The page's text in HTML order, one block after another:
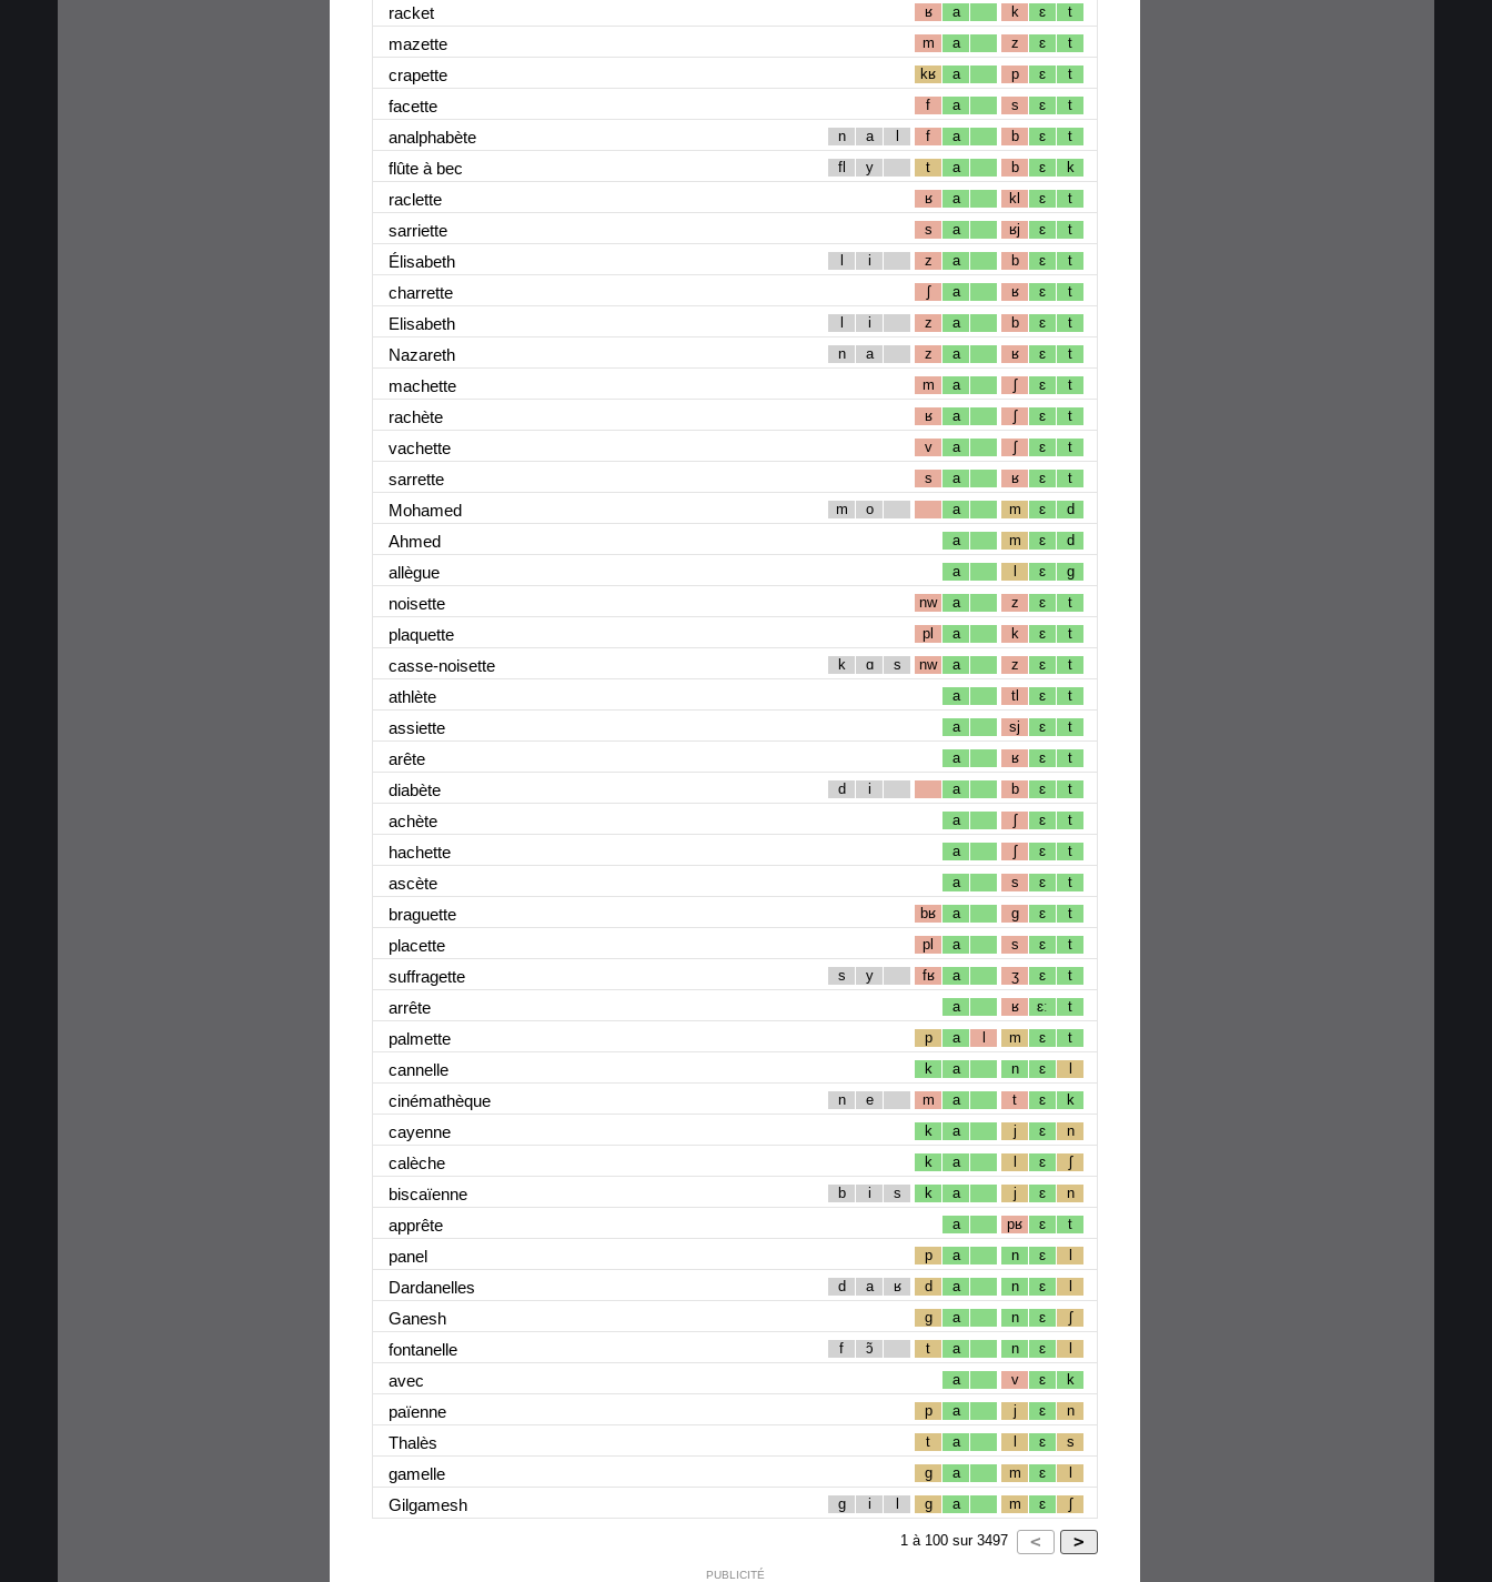
racket ʁ a k ɛ t
mazette m a z ɛ t
crapette kʁ a p ɛ t
facette f a s ɛ t
analphabète n a l f a b ɛ t
flûte à bec fl y t a b ɛ k
raclette ʁ a kl ɛ t
sarriette s a ʁj ɛ t
Élisabeth l i z a b ɛ t
charrette ʃ a ʁ ɛ t
Elisabeth l i z a b ɛ t
Nazareth n a z a ʁ ɛ t
machette m a ʃ ɛ t
rachète ʁ a ʃ ɛ t
vachette v a ʃ ɛ t
sarrette s a ʁ ɛ t
Mohamed m o a m ɛ d
Ahmed a m ɛ d
allègue a l ɛ g
noisette nw a z ɛ t
plaquette pl a k ɛ t
casse-noisette k ɑ s nw a z ɛ t
athlète a tl ɛ t
assiette a sj ɛ t
arête a ʁ ɛ t
diabète d i a b ɛ t
achète a ʃ ɛ t
hachette a ʃ ɛ t
ascète a s ɛ t
braguette bʁ a g ɛ t
placette pl a s ɛ t
suffragette s y fʁ a ʒ ɛ t
arrête a ʁ ɛː t
palmette p a l m ɛ t
cannelle k a n ɛ l
cinémathèque n e m a t ɛ k
cayenne k a j ɛ n
calèche k a l ɛ ʃ
biscaïenne b i s k a j ɛ n
apprête a pʁ ɛ t
panel p a n ɛ l
Dardanelles d a ʁ d a n ɛ l
Ganesh g a n ɛ ʃ
fontanelle f ɔ̃ t a n ɛ l
avec a v ɛ k
païenne p a j ɛ n
Thalès t a l ɛ s
gamelle g a m ɛ l
Gilgamesh g i l g a m ɛ ʃ
1 à 100 sur 3497
PUBLICITÉ